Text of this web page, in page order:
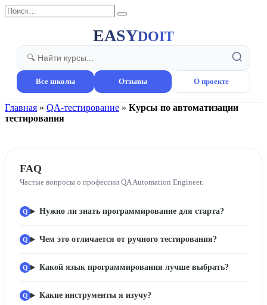
Перейти
к
Search
for:
EASYDOIT
Все школы Отзывы О проекте
Главная » QA-тестирование » Курсы по автоматизации
тестирования
FAQ
Частые вопросы о профессии QA Automation Engineer.
Нужно ли знать программирование для старта?
Чем это отличается от ручного тестирования?
Какой язык программирования лучше выбрать?
Какие инструменты я изучу?